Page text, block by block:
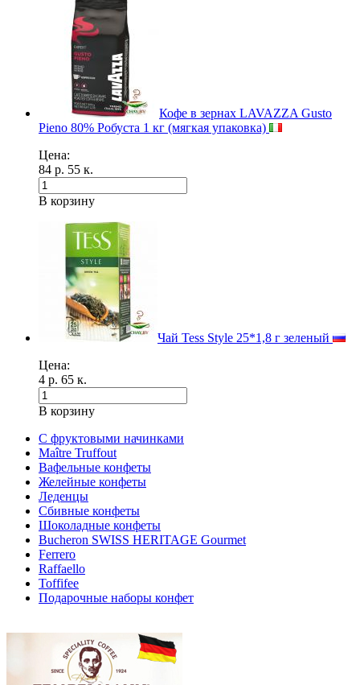
Кофе в зернах LAVAZZA Gusto
Pieno 80% Робуста 1 кг (мягкая упаковка)
Цена:
84 р. 55 к.
В корзину
Чай Tess Style 25*1,8 г зеленый
Цена:
4 р. 65 к.
В корзину
C фруктовыми начинками
Maître Truffout
Вафельные конфеты
Желейные конфеты
Леденцы
Сбивные конфеты
Шоколадные конфеты
Bucheron SWISS HERITAGE Gourmet
Ferrero
Raffaello
Toffifee
Подарочные наборы конфет